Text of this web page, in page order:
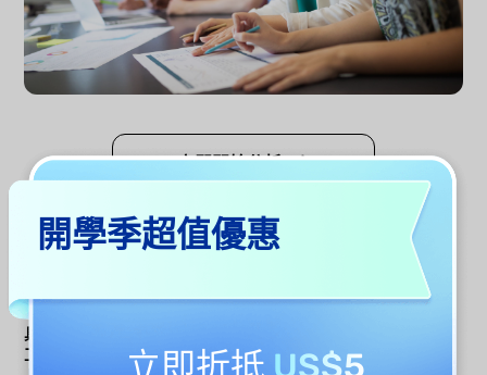
立即開始分析
UPDF AI RFP 分析工
具 vs. 其他 RFP 審查
工具
開學季超值優惠
立即折抵 US$5